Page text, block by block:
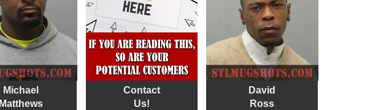
Michael
Matthews
Contact
Us!
David
Ross